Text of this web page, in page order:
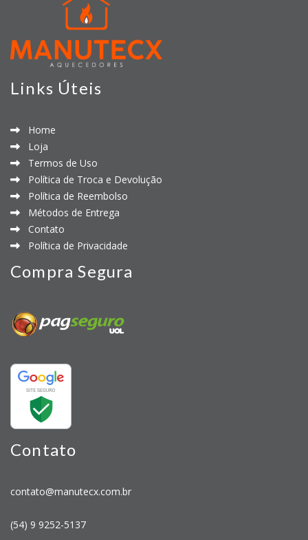
Links Úteis
Home
Loja
Termos de Uso
Política de Troca e Devolução
Política de Reembolso
Métodos de Entrega
Contato
Política de Privacidade
Compra Segura
Contato
contato@manutecx.com.br
(54) 9 9252-5137